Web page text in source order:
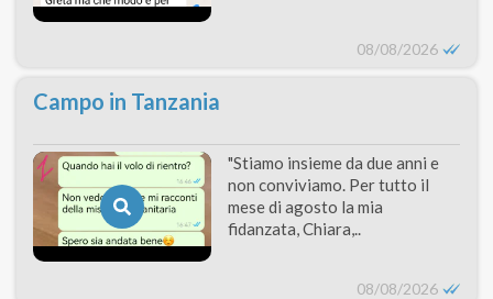
08/08/2026
Campo in Tanzania
"Stiamo insieme da due anni e
non conviviamo. Per tutto il
mese di agosto la mia
fidanzata, Chiara,..
08/08/2026